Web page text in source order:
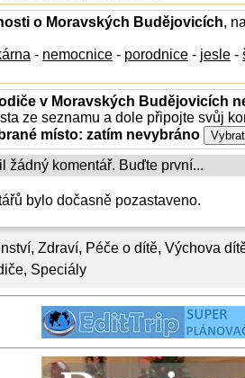
, Zdraví, Péče o dítě, Výchova
, Speciály
o Moravských Budějovicích,
- nemocnice - porodnice - jesle -
v Moravských Budějovicích
ze seznamu a dole připojte svůj
místo: zatím nevybráno
žádný komentář. Buďte první...
bylo dočasně pozastaveno.